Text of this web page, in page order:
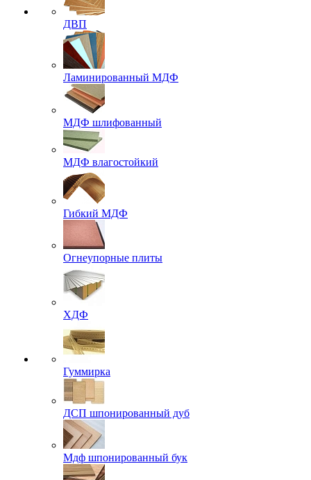
ДВП
Ламинированный МДФ
МДФ шлифованный
МДФ влагостойкий
Гибкий МДФ
Огнеупорные плиты
ХДФ
Гуммирка
ДСП шпонированный дуб
Мдф шпонированный бук